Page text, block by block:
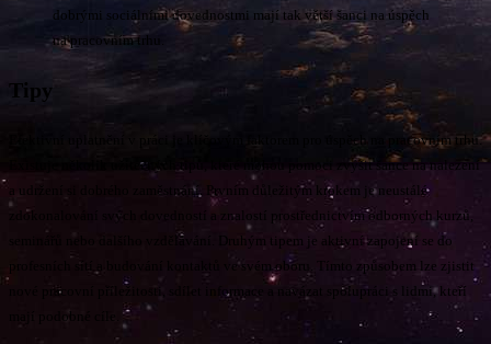
dobrými sociálními dovednostmi mají tak větší šanci na úspěch
na pracovním trhu.
Tipy
Efektivní uplatnění v práci je klíčovým faktorem pro úspěch na pracovním trhu.
Existuje několik užitečných tipů, které mohou pomoci zvýšit šance na nalezení
a udržení si dobrého zaměstnání. Prvním důležitým krokem je neustálé
zdokonalování svých dovedností a znalostí prostřednictvím odborných kurzů,
seminářů nebo dalšího vzdělávání. Druhým tipem je aktivní zapojení se do
profesních sítí a budování kontaktů ve svém oboru. Tímto způsobem lze zjistit
nové pracovní příležitosti, sdílet informace a navázat spolupráci s lidmi, kteří
mají podobné cíle.